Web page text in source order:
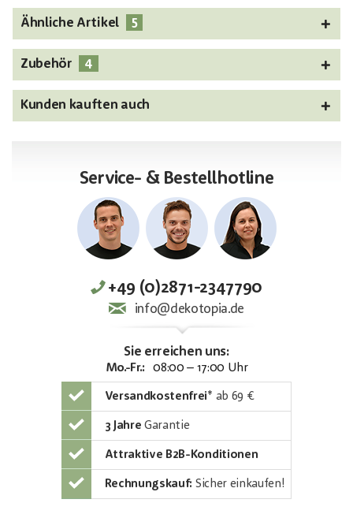
Ähnliche Artikel 5
Zubehör 4
Kunden kauften auch
Service- & Bestellhotline
+49 (0)2871-2347790
info@dekotopia.de
Sie erreichen uns:
Mo.-Fr.: 08:00 – 17:00 Uhr
Versandkostenfrei* ab 69 €
3 Jahre Garantie
Attraktive B2B-Konditionen
Rechnungskauf: Sicher einkaufen!